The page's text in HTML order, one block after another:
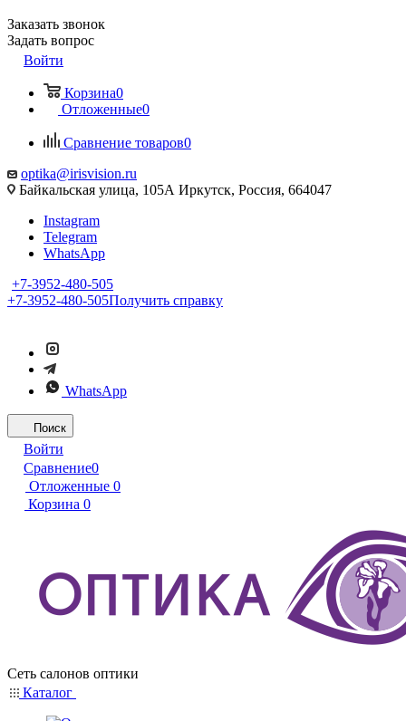
Заказать звонок
Задать вопрос
Войти
Корзина0
Отложенные0
Сравнение товаров0
optika@irisvision.ru
Байкальская улица, 105А Иркутск, Россия, 664047
Instagram
Telegram
WhatsApp
+7-3952-480-505
+7-3952-480-505Получить справку
WhatsApp
Поиск
Войти
Сравнение0
Отложенные 0
Корзина 0
Сеть салонов оптики
Каталог